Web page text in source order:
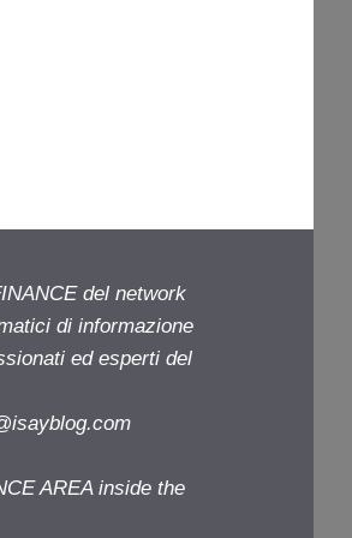
del network
di informazione
ed esperti del
AREA inside the